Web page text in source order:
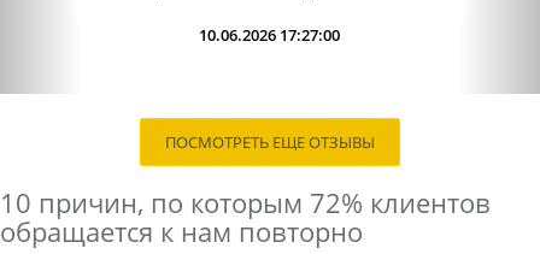
09.06.2026 13:15:00
ПОСМОТРЕТЬ ЕЩЕ ОТЗЫВЫ
10 причин, по которым 72% клиентов
обращается к нам повторно